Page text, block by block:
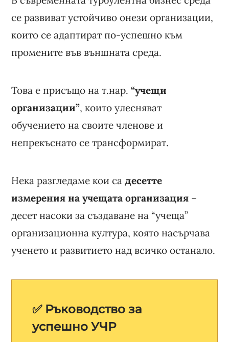
се развиват устойчиво онези организации,
които се адаптират по-успешно към
промените във външната среда.
Това е присъщо на т.нар.“учещи
организации”, които улесняват
обучението на своите членове и
непрекъснато се трансформират.
Нека разгледаме кои садесетте
измерения на учещата организация –
десет насоки за създаване на “учеща”
организационна култура, която насърчава
ученето и развитието над всичко останало.
✅ Ръководство за
успешно УЧР